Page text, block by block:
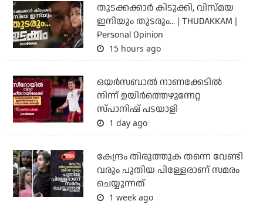
തുടക്കക്കാര്‍ കിടുക്കി, വിസ്മയ
ഇനിയും തുടരും... | THUDAKKAM |
Personal Opinion
15 hours ago
ഒയര്‍സബാൽ നാണക്കേടിൽ
നിന്ന് ഉയിർത്തെഴുന്നേറ്റ
സ്പാനിഷ് പടയാളി
1 day ago
കേന്ദ്രം തിരുത്തുക തന്നെ വേണ്ടി
വരും പുതിയ പിള്ളേരാണ് സമരം
ചെയ്യുന്നത്
1 week ago